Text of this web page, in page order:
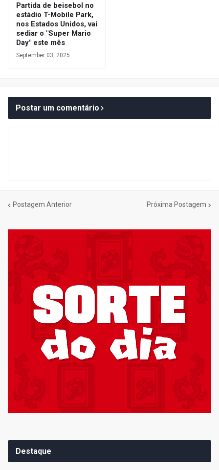
Partida de beisebol no
estádio T-Mobile Park,
nos Estados Unidos, vai
sediar o "Super Mario
Day" este mês
September 03, 2025
Postar um comentário
Postagem Anterior Próxima Postagem
Destaque